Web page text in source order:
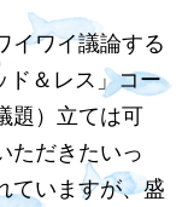
イワイ議論する
ド＆レス」コー
題）立ては可
ただきたいっ
ていますが、盛